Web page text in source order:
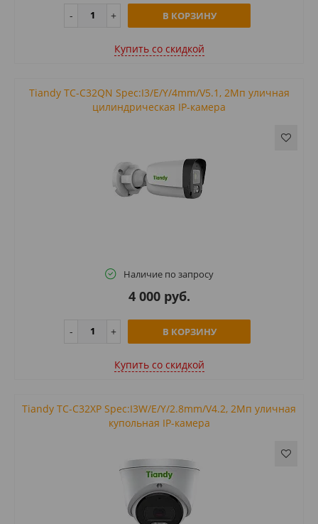
В КОРЗИНУ
Купить cо скидкой
Tiandy TC-C32QN Spec:I3/E/Y/4mm/V5.1, 2Мп уличная
цилиндрическая IP-камера
Наличие по запросу
4 000 руб.
В КОРЗИНУ
Купить cо скидкой
Tiandy TC-C32XP Spec:I3W/E/Y/2.8mm/V4.2, 2Мп уличная
купольная IP-камера